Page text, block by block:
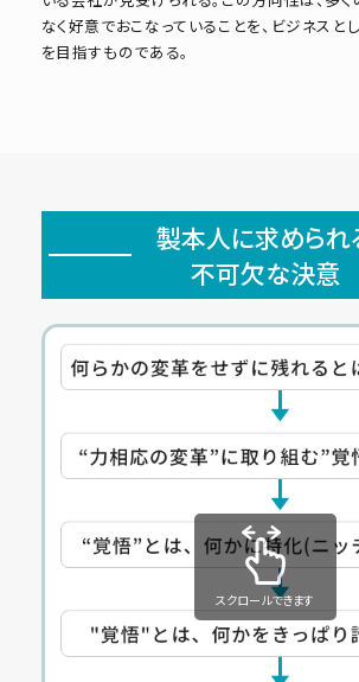
なく好意でおこなっていることを、ビジネスと
を目指すものである。
製本人に求められ
不可欠な決意
スクロールできます